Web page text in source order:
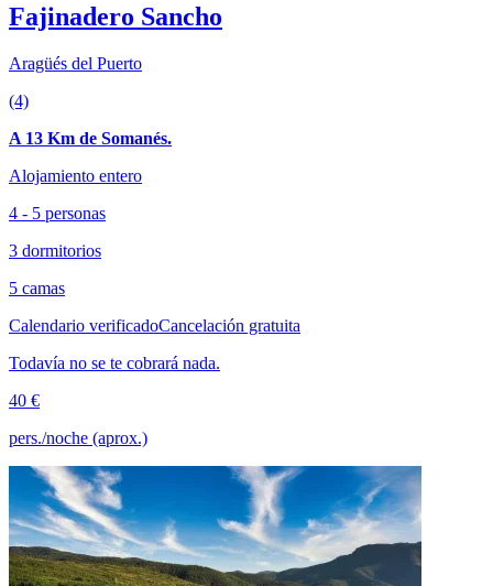
Fajinadero Sancho
Aragüés del Puerto
(4)
A 13 Km de Somanés.
Alojamiento entero
4 - 5 personas
3 dormitorios
5 camas
Calendario verificadoCancelación gratuita
Todavía no se te cobrará nada.
40 €
pers./noche (aprox.)